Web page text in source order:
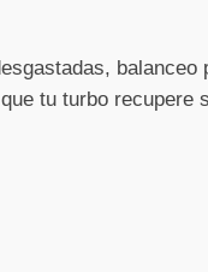
balanceo
tu turbo recupere